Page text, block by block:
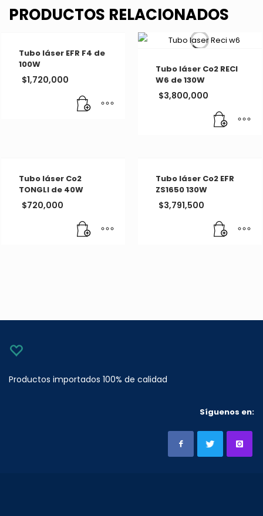
PRODUCTOS RELACIONADOS
Tubo láser EFR F4 de
100W
$1,720,000
Tubo láser Co2 RECI
W6 de 130W
$3,800,000
Tubo láser Co2
TONGLI de 40W
$720,000
Tubo láser Co2 EFR
ZS1650 130W
$3,791,500
Productos importados 100% de calidad
Síguenos en: